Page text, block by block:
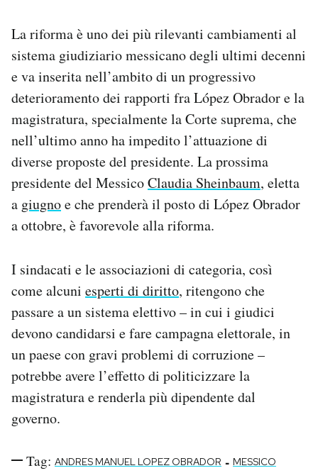
La riforma è uno dei più rilevanti cambiamenti al
sistema giudiziario messicano degli ultimi decenni
e va inserita nell’ambito di un progressivo
deterioramento dei rapporti fra López Obrador e la
magistratura, specialmente la Corte suprema, che
nell’ultimo anno ha impedito l’attuazione di
diverse proposte del presidente. La prossima
presidente del MessicoClaudia Sheinbaum, eletta
a giugnoe che prenderà il posto di López Obrador
a ottobre, è favorevole alla riforma.
I sindacati e le associazioni di categoria, così
come alcuni esperti di diritto, ritengono che
passare a un sistema elettivo – in cui i giudici
devono candidarsi e fare campagna elettorale, in
un paese con gravi problemi di corruzione –
potrebbe avere l’effetto di politicizzare la
magistratura e renderla più dipendente dal
governo.
Tag: ANDRES MANUEL LOPEZ OBRADOR - MESSICO